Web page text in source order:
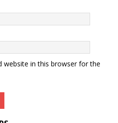
website in this browser for the